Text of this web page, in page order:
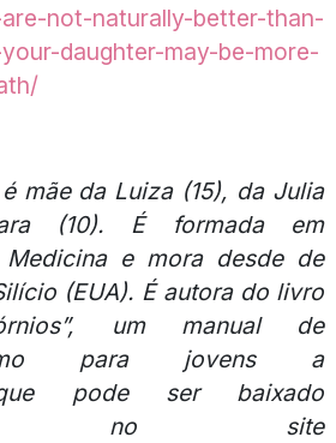
not-naturally-better-than-
daughter-may-be-more-
mãe da Luiza (15), da Julia
(10). É formada em
e mora desde de
(EUA). É autora do livro
um manual de
para jovens a
que pode ser baixado
no site